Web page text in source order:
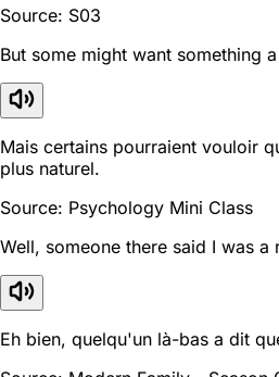
Source: S03
But some might want something
Mais certains pourraient vouloir
plus naturel.
Source: Psychology Mini Class
Well, someone there said I was a
Eh bien, quelqu'un là-bas a dit